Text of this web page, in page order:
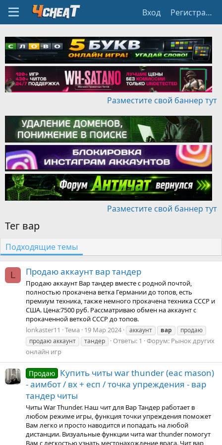
Вход Регистрация
Разместите свой баннер тут
Разместите свой баннер тут
Тег вар
Подходящие темы
L Продаю аккаунт вар тандер
Продаю аккаунт Вар тандер вместе с родной почтой,
полностью прокачена ветка Германии до топов, есть
премиум техника, также немного прокачена техника СССР и
США. Цена:7500 руб. Рассматриваю обмен на аккаунт с
прокаченной веткой СССР до топов.
lonkaster11
Тема 19 Мар 2024 аккаунт вар
продаю
продаю аккаунт
тандер Ответы: 1 Форум: Рынок других
онлайн игр
Продаю Купить читы war thunder (eac mason)
- аимбот / вх + есп / точка упреждения - вар
тандер читы
Читы War Thunder. Наш чит для Вар Тандер работает в
любом режиме игры, функция точки упреждения поможет
Вам легко и просто наводится и попадать на любой
дистанции. Визуальные функции чита war thunder помогут
Вам с легкостью узнать местонахождение врага. Чит вар